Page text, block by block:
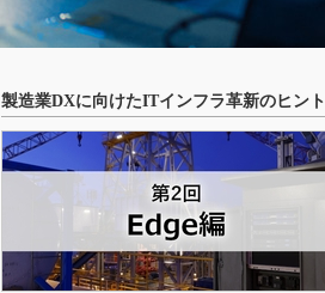
製造業DXに向けたITインフラ革新のヒント